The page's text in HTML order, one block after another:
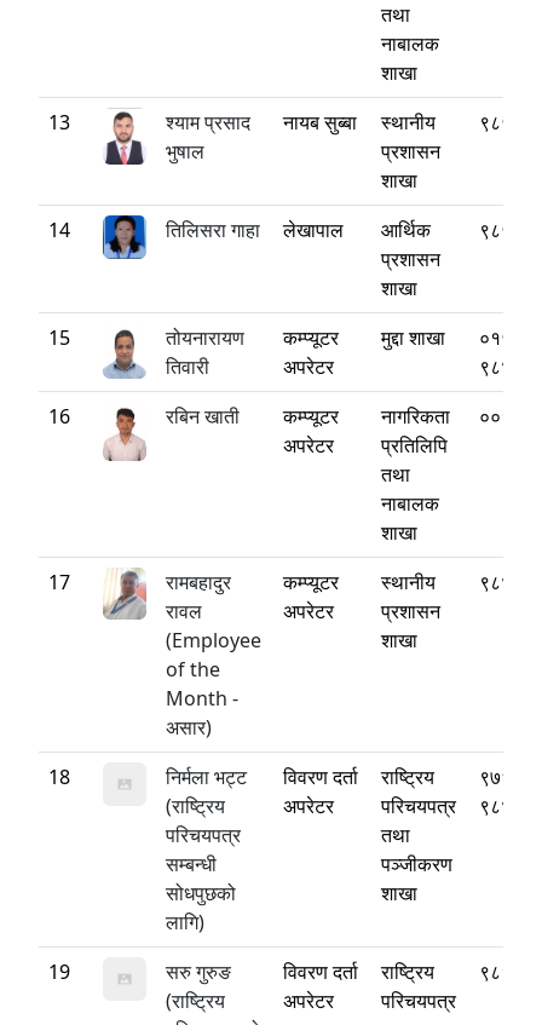
तथा
नाबालक
शाखा
13
श्याम प्रसाद
भुषाल
नायब सुब्बा
स्थानीय
प्रशासन
शाखा
14 तिलिसरा गाहा लेखापाल
आर्थिक
प्रशासन
शाखा
15
तोयनारायण
तिवारी
कम्प्यूटर
अपरेटर
मुद्दा शाखा
16
रबिन खाती
कम्प्यूटर
अपरेटर
नागरिकता
प्रतिलिपि
तथा
नाबालक
शाखा
17
रामबहादुर
रावल
(Employee
of the
Month -
असार)
कम्प्यूटर
अपरेटर
स्थानीय
प्रशासन
शाखा
18
निर्मला भट्ट
(राष्ट्रिय
परिचयपत्र
सम्बन्धी
सोधपुछको
लागि)
विवरण दर्ता
अपरेटर
राष्ट्रिय
परिचयपत्र
तथा
पञ्जीकरण
शाखा
19
सरु गुरुङ
(राष्ट्रिय
विवरण दर्ता
अपरेटर
राष्ट्रिय
परिचयपत्र